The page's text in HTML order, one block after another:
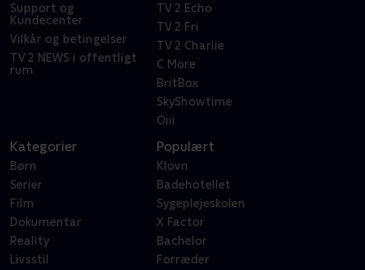
Support og
Kundecenter
Vilkår og betingelser
TV 2 NEWS i offentligt
rum
TV 2 Echo
TV 2 Fri
TV 2 Charlie
C More
BritBox
SkyShowtime
Oiii
Kategorier
Børn
Serier
Film
Dokumentar
Reality
Livsstil
Populært
Klovn
Badehotellet
Sygeplejeskolen
X Factor
Bachelor
Forræder